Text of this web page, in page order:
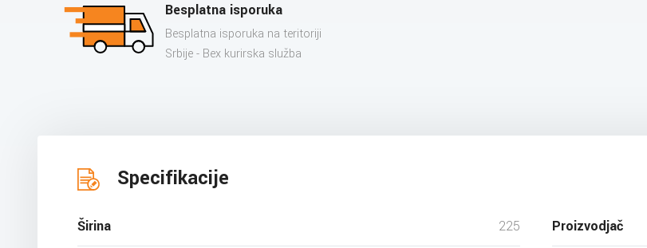
Besplatna isporuka
Besplatna isporuka na teritoriji
Srbije - Bex kurirska služba
Specifikacije
Širina 225 Proizvodjač